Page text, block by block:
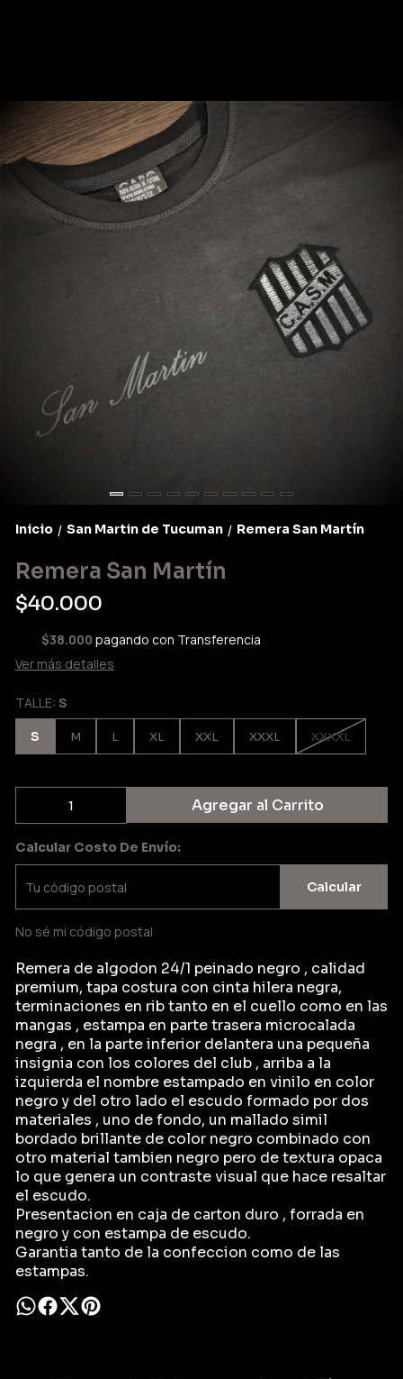
Inicio / San Martin de Tucuman / Remera San Martín
Remera San Martín
$40.000
$38.000 pagando con Transferencia
Ver más detalles
TALLE: S
S M L XL XXL XXXL XXXXL
Agregar al Carrito
Calcular Costo De Envío:
Calcular
No sé mi código postal
Remera de algodon 24/1 peinado negro , calidad
premium, tapa costura con cinta hilera negra,
terminaciones en rib tanto en el cuello como en las
mangas , estampa en parte trasera microcalada
negra , en la parte inferior delantera una pequeña
insignia con los colores del club , arriba a la
izquierda el nombre estampado en vinilo en color
negro y del otro lado el escudo formado por dos
materiales , uno de fondo, un mallado simil
bordado brillante de color negro combinado con
otro material tambien negro pero de textura opaca
lo que genera un contraste visual que hace resaltar
el escudo.
Presentacion en caja de carton duro , forrada en
negro y con estampa de escudo.
Garantia tanto de la confeccion como de las
estampas.